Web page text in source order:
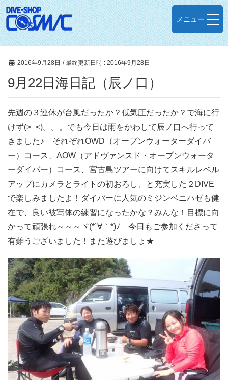
メニュー
2016年9月28日 / 最終更新日時 : 2016年9月28日
9月22日海日記（辰ノ口）
先週の３連休が台風だったか？低気圧だったか？で海に行
けず(>_<)。。。でも今日は雨をかわして辰ノ口へ行って
きました♪ それぞれOWD（オープンウォーターダイバ
ー）コース、AOW（アドヴァンスド・オープンウォータ
ーダイバー）コース、宮古島ツアーに向けてスキルレベル
アップにカメラとライトの初おろし、と充実した２DIVE
で楽しみましたよ！ダイバーに人気のミジンベニハゼも健
在で、良い被写体の練習になったかな？みんな！目標に向
かって頑張れ～～～ヾ(*´∀｀*)ﾉ 今日もご参加くださって
有難うございました！また遊びましょ★